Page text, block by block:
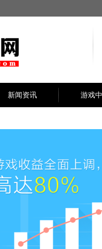
新闻资讯 游戏